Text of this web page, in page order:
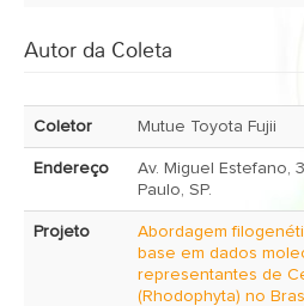
Autor da Coleta
Coletor Mutue Toyota Fujii
Endereço
Av. Miguel Estefano,
Paulo, SP.
Projeto
Abordagem
base em dados
representantes de
(Rhodophyta) no